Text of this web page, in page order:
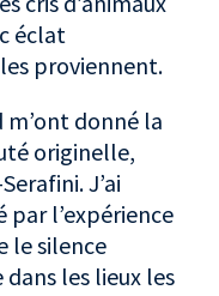
éclat
proviennent.
m’ont donné la
originelle,
J’ai
l’expérience
le silence
les lieux les